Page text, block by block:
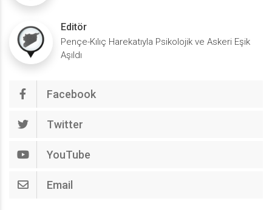
Editör
Pençe-Kılıç Harekatıyla Psikolojik ve Askeri Eşik
Aşıldı
Facebook
Twitter
YouTube
Email